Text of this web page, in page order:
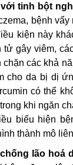
tinh bột
bệnh
kiện này
tử gây viêm,
chặn các khả
cho da bị dị
có thể
khi ngăn
biểu hiện
thành mô
lão hoá